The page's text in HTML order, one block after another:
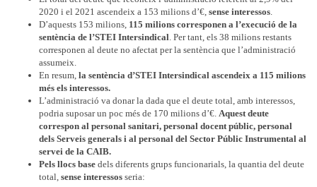
2020 i el 2021 ascendeix a 153 milions d’€, sense interessos.
D’aquests 153 milions, 115 milions corresponen a l’execució de la
sentència de l’STEI Intersindical. Per tant, els 38 milions restants
corresponen al deute no afectat per la sentència que l’administració
assumeix.
En resum, la sentència d’STEI Intersindical ascendeix a 115 milions
més els interessos.
L’administració va donar la dada que el deute total, amb interessos,
podria suposar un poc més de 170 milions d’€. Aquest deute
correspon al personal sanitari, personal docent públic, personal
dels Serveis generals i al personal del Sector Públic Instrumental al
servei de la CAIB.
Pels llocs base dels diferents grups funcionarials, la quantia del deute
total, sense interessos seria: